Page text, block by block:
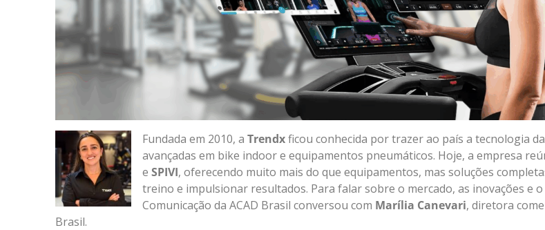
Fundada em 2010, a Trendxficou conhecida por trazer ao país a tecnologia
avançadas em bike indoor e equipamentos pneumáticos. Hoje, a empresa
e SPIVI, oferecendo muito mais do que equipamentos, mas soluções
treino e impulsionar resultados. Para falar sobre o mercado, as inovações e
Comunicação da ACAD Brasil conversou com Marília Canevari, diretora
Brasil.